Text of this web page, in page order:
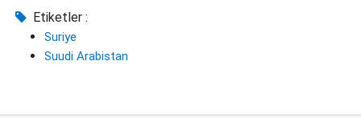
Etiketler :
Suriye
Suudi Arabistan